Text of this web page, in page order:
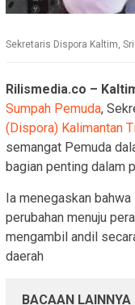
Sekretaris Dispora Kaltim,
Rilismedia.co –
Sumpah Pemuda,
(Dispora) Kalimantan
semangat Pemuda
bagian penting dalam
Ia menegaskan
perubahan menuju
mengambil andil
daerah
BACAAN LAINNYA